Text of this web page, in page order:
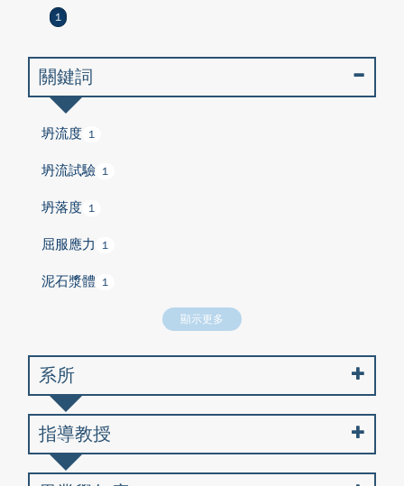
1
關鍵詞
坍流度 1
坍流試驗 1
坍落度 1
屈服應力 1
泥石漿體 1
顯示更多
系所
指導教授